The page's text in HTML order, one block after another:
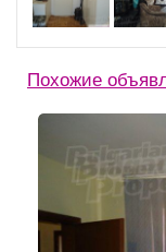
Похожие